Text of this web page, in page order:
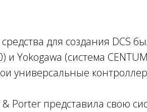
для создания DCS
и Yokogawa (система
универсальные
Porter представила свою